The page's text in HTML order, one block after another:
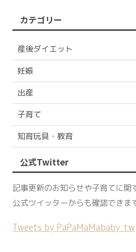
カテゴリー
産後ダイエット
妊娠
出産
子育て
知育玩具・教育
公式Twitter
記事更新のお知らせや子育てに関
公式ツイッターからも確認できま
Tweets by PaPaMaMababy_tw